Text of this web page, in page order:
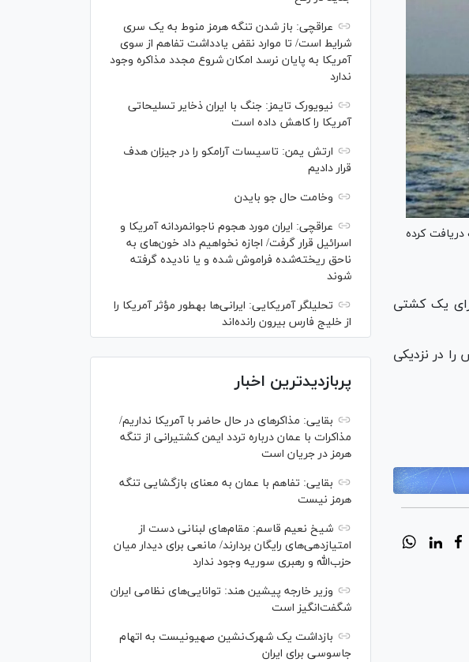
دریافت کرده
یک کشتی
در نزدیکی
عراقچی: باز شدن تنگه هرمز منوط به یک سری
شرایط است/ تا موارد نقض یادداشت تفاهم از سوی
آمریکا به پایان نرسد امکان شروع مجدد مذاکره وجود
ندارد
نیویورک تایمز: جنگ با ایران ذخایر تسلیحاتی
آمریکا را کاهش داده است
ارتش یمن: تاسیسات آرامکو را در جیزان هدف
قرار دادیم
وخامت حال جو بایدن
عراقچی: ایران مورد هجوم ناجوانمردانه آمریکا و
اسرائیل قرار گرفت/ اجازه نخواهیم داد خون‌های به
ناحق ریخته‌شده فراموش شده و یا نادیده گرفته
شوند
تحلیلگر آمریکایی: ایرانی‌ها به‎طور مؤثر آمریکا را
از خلیج فارس بیرون رانده‌اند
پربازدیدترین اخبار
بقایی: مذاکره‎ای در حال حاضر با آمریکا نداریم/
مذاکرات با عمان درباره تردد ایمن کشتیرانی از تنگه
هرمز در جریان است
بقایی: تفاهم با عمان به معنای بازگشایی تنگه
هرمز نیست
شیخ نعیم قاسم: مقام‌های لبنانی دست از
امتیازدهی‌های رایگان بردارند/ مانعی برای دیدار میان
حزب‌الله و رهبری سوریه وجود ندارد
وزیر خارجه پیشین هند: توانایی‌های نظامی ایران
شگفت‌انگیز است
بازداشت یک شهرک‌نشین صهیونیست به اتهام
جاسوسی برای ایران